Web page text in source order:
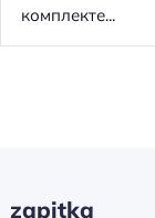
комплекте...
zapitka